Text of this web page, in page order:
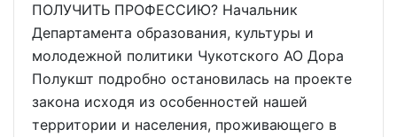
ПОЛУЧИТЬ ПРОФЕССИЮ? Начальник
Департамента образования, культуры и
молодежной политики Чукотского АО Дора
Полукшт подробно остановилась на проекте
закона исходя из особенностей нашей
территории и населения, проживающего в